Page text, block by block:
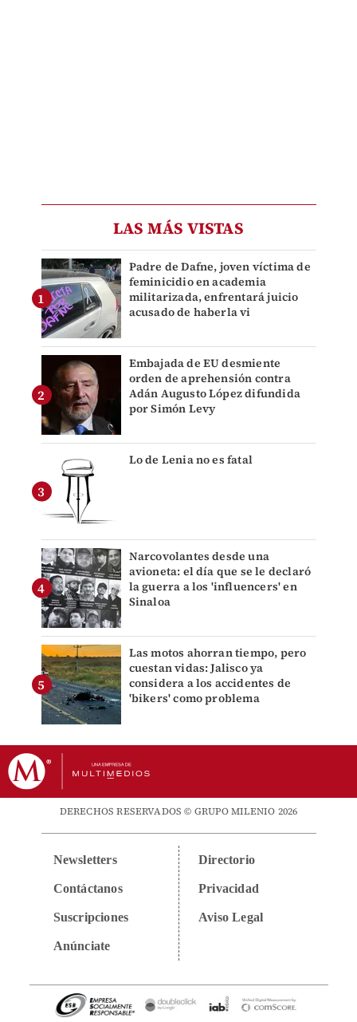
LAS MÁS VISTAS
Padre de Dafne, joven víctima de
feminicidio en academia
militarizada, enfrentará juicio
acusado de haberla vi
Embajada de EU desmiente
orden de aprehensión contra
Adán Augusto López difundida
por Simón Levy
Lo de Lenia no es fatal
Narcovolantes desde una
avioneta: el día que se le declaró
la guerra a los 'influencers' en
Sinaloa
Las motos ahorran tiempo, pero
cuestan vidas: Jalisco ya
considera a los accidentes de
'bikers' como problema
DERECHOS RESERVADOS © GRUPO MILENIO 2026
Newsletters
Contáctanos
Suscripciones
Anúnciate
Directorio
Privacidad
Aviso Legal